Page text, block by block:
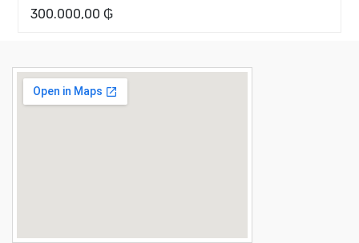
1.100.000,00